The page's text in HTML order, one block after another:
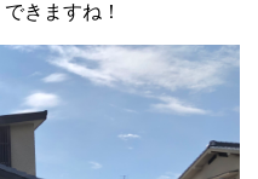
きますね！